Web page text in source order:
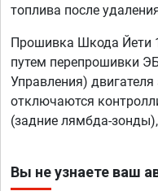
топлива после
Прошивка Шкода Йети
путем перепрошивки
Управления)
отключаются
(задние лямбда-
Вы не узнаете ваш